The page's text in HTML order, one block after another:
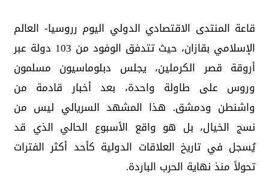
قاعة المنتدى الاقتصادي الدولي اليوم رروسيا- العالم
الإسلامي بقازان، حيث تتدفق الوفود من 103 دولة عبر
أروقة قصر الكرملين، يجلس دبلوماسيون مسلمون
وروس على طاولة واحدة، بعد أخبار قادمة من
واشنطن ودمشق. هذا المشهد السريالي ليس من
نسج الخيال، بل هو واقع الأسبوع الحالي الذي قد
يُسجل في تاريخ العلاقات الدولية كأحد أكثر الفترات
تحولاً منذ نهاية الحرب الباردة.